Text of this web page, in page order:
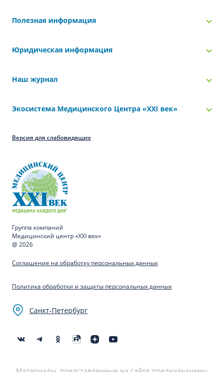
Полезная информация
Юридическая информация
Наш журнал
Экосистема Медицинского Центра «‎XXI век»
Версия для слабовидящих
Группа компаний
Медицинский центр «XXI век»
@ 2026
Соглашение на обработку персональных данных
Политика обработки и защиты персональных данных
Санкт-Петербург